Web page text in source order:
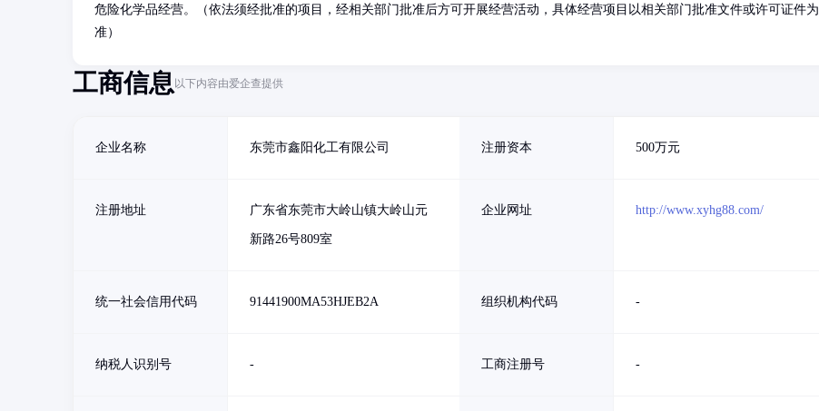
危险化学品经营。（依法须经批准的项目，经相关部门批准后方可开展经营活动，具体经营项目以相关部门批准文件或许可证件为
准）
工商信息以下内容由爱企查提供
企业名称 东莞市鑫阳化工有限公司 注册资本 500万元
注册地址 广东省东莞市大岭山镇大岭山元
新路26号809室
企业网址 http://www.xyhg88.com/
统一社会信用代码 91441900MA53HJEB2A 组织机构代码 -
纳税人识别号 - 工商注册号 -